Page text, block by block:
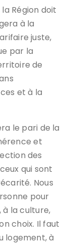
Région doit
à la
juste,
par la
de
et à la
le pari de la
et
des
qui sont
Nous
pour
à la culture,
choix. Il faut
logement, à